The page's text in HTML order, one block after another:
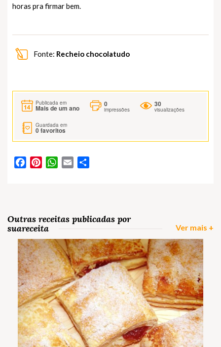
horas pra firmar bem.
Fonte: Recheio chocolatudo
Publicada em
Mais de um ano
0
impressões
30
visualizações
Guardada em
0favoritos
FacebookPinterestWhatsApp
Email
Outras receitas publicadas por
suareceita
Ver mais +